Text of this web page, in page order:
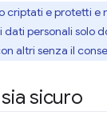
e protetti e
dati personali
altri senza il
sicuro